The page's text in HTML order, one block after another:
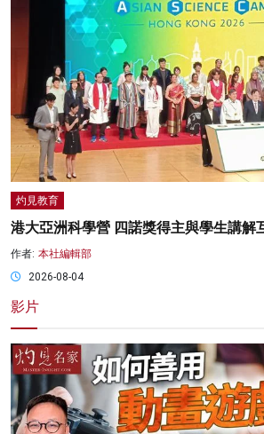
灼見教育
港大亞洲科學營 四諾獎得主與學生講解
作者: 本社編輯部
2026-08-04
影片